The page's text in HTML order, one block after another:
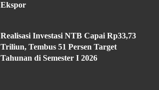
Ekspor
Realisasi Investasi NTB Capai Rp33,73
Triliun, Tembus 51 Persen Target
Tahunan di Semester I 2026